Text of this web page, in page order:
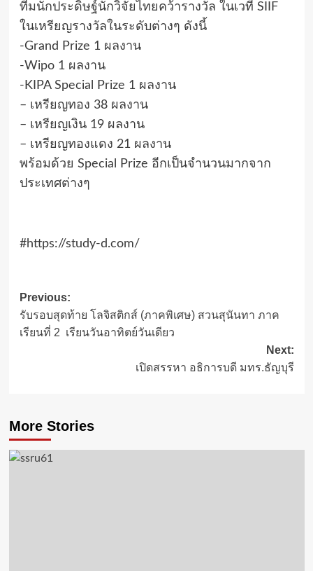
ทีมนักประดิษฐ์นักวิจัยไทยคว้ารางวัล ในเวที SIIF
ในเหรียญรางวัลในระดับต่างๆ ดังนี้
-Grand Prize 1 ผลงาน
-Wipo 1 ผลงาน
-KIPA Special Prize 1 ผลงาน
– เหรียญทอง 38 ผลงาน
– เหรียญเงิน 19 ผลงาน
– เหรียญทองแดง 21 ผลงาน
พร้อมด้วย Special Prize อีกเป็นจำนวนมากจาก
ประเทศต่างๆ
#https://study-d.com/
Post
navigation
Previous:
รับรอบสุดท้าย โลจิสติกส์ (ภาคพิเศษ) สวนสุนันทา ภาค
เรียนที่ 2 เรียนวันอาทิตย์วันเดียว
Next:
เปิดสรรหา อธิการบดี มทร.ธัญบุรี
More Stories